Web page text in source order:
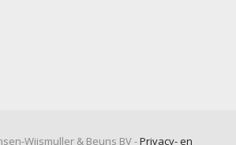
Wijsmuller & Beuns BV -Privacy- en